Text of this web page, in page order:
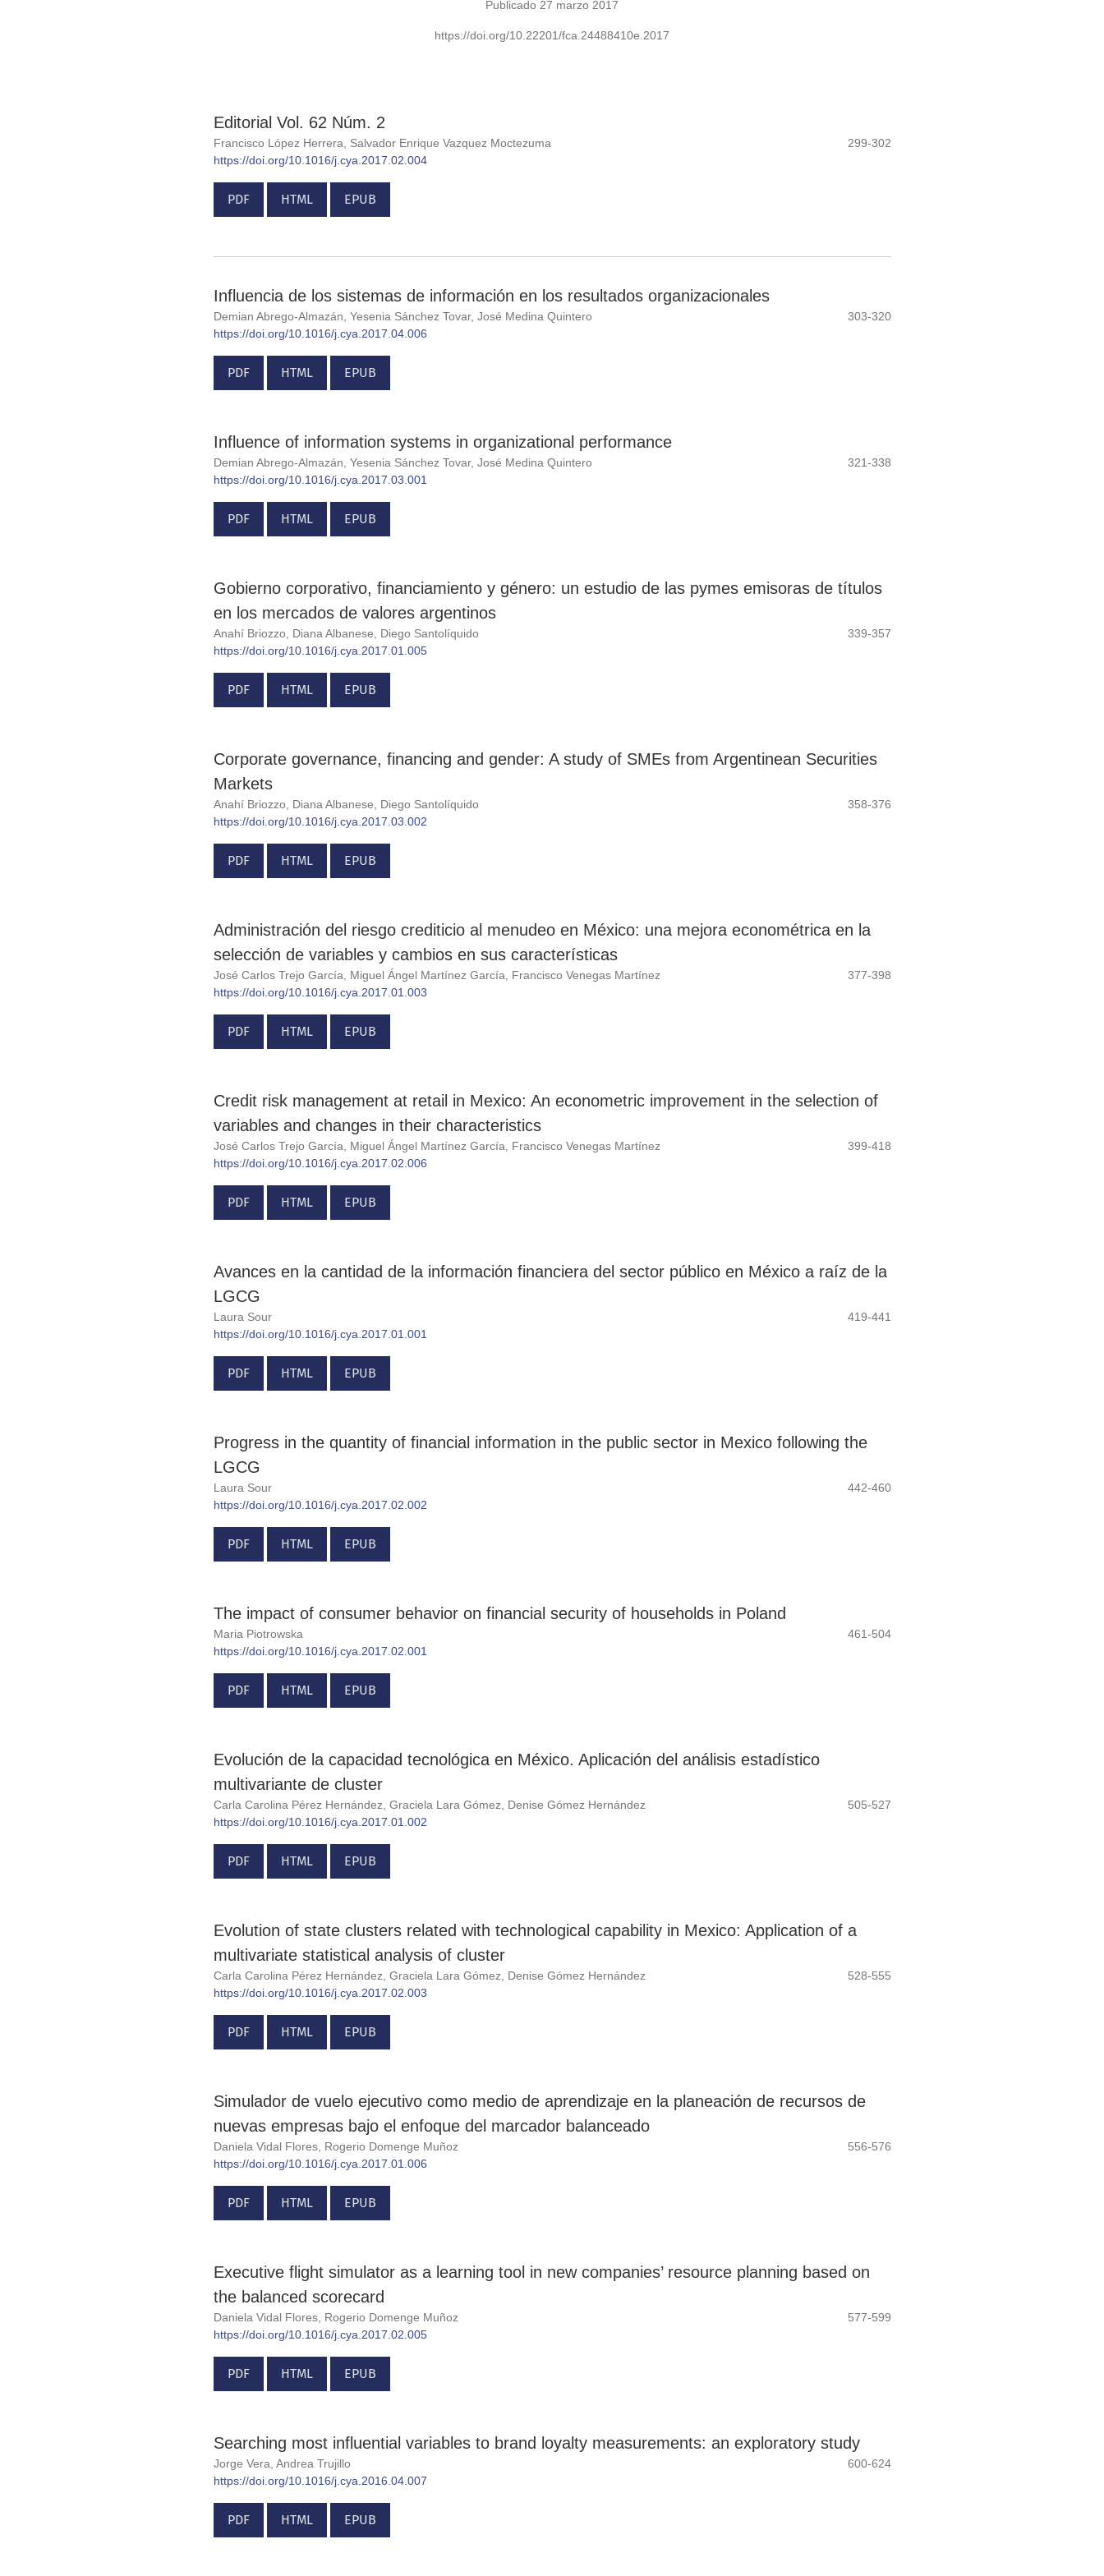
Publicado 27 marzo 2017
https://doi.org/10.22201/fca.24488410e.2017
Editorial Vol. 62 Núm. 2
Francisco López Herrera, Salvador Enrique Vazquez Moctezuma
299-302
https://doi.org/10.1016/j.cya.2017.02.004
PDF HTML EPUB
Influencia de los sistemas de información en los resultados organizacionales
Demian Abrego-Almazán, Yesenia Sánchez Tovar, José Medina Quintero
303-320
https://doi.org/10.1016/j.cya.2017.04.006
PDF HTML EPUB
Influence of information systems in organizational performance
Demian Abrego-Almazán, Yesenia Sánchez Tovar, José Medina Quintero
321-338
https://doi.org/10.1016/j.cya.2017.03.001
PDF HTML EPUB
Gobierno corporativo, financiamiento y género: un estudio de las pymes emisoras de títulos
en los mercados de valores argentinos
Anahí Briozzo, Diana Albanese, Diego Santolíquido
339-357
https://doi.org/10.1016/j.cya.2017.01.005
PDF HTML EPUB
Corporate governance, financing and gender: A study of SMEs from Argentinean Securities
Markets
Anahí Briozzo, Diana Albanese, Diego Santolíquido
358-376
https://doi.org/10.1016/j.cya.2017.03.002
PDF HTML EPUB
Administración del riesgo crediticio al menudeo en México: una mejora econométrica en la
selección de variables y cambios en sus características
José Carlos Trejo García, Miguel Ángel Martínez García, Francisco Venegas Martínez
377-398
https://doi.org/10.1016/j.cya.2017.01.003
PDF HTML EPUB
Credit risk management at retail in Mexico: An econometric improvement in the selection of
variables and changes in their characteristics
José Carlos Trejo García, Miguel Ángel Martínez García, Francisco Venegas Martínez
399-418
https://doi.org/10.1016/j.cya.2017.02.006
PDF HTML EPUB
Avances en la cantidad de la información financiera del sector público en México a raíz de la
LGCG
Laura Sour
419-441
https://doi.org/10.1016/j.cya.2017.01.001
PDF HTML EPUB
Progress in the quantity of financial information in the public sector in Mexico following the
LGCG
Laura Sour
442-460
https://doi.org/10.1016/j.cya.2017.02.002
PDF HTML EPUB
The impact of consumer behavior on financial security of households in Poland
Maria Piotrowska
461-504
https://doi.org/10.1016/j.cya.2017.02.001
PDF HTML EPUB
Evolución de la capacidad tecnológica en México. Aplicación del análisis estadístico
multivariante de cluster
Carla Carolina Pérez Hernández, Graciela Lara Gómez, Denise Gómez Hernández
505-527
https://doi.org/10.1016/j.cya.2017.01.002
PDF HTML EPUB
Evolution of state clusters related with technological capability in Mexico: Application of a
multivariate statistical analysis of cluster
Carla Carolina Pérez Hernández, Graciela Lara Gómez, Denise Gómez Hernández
528-555
https://doi.org/10.1016/j.cya.2017.02.003
PDF HTML EPUB
Simulador de vuelo ejecutivo como medio de aprendizaje en la planeación de recursos de
nuevas empresas bajo el enfoque del marcador balanceado
Daniela Vidal Flores, Rogerio Domenge Muñoz
556-576
https://doi.org/10.1016/j.cya.2017.01.006
PDF HTML EPUB
Executive flight simulator as a learning tool in new companies’ resource planning based on
the balanced scorecard
Daniela Vidal Flores, Rogerio Domenge Muñoz
577-599
https://doi.org/10.1016/j.cya.2017.02.005
PDF HTML EPUB
Searching most influential variables to brand loyalty measurements: an exploratory study
Jorge Vera, Andrea Trujillo
600-624
https://doi.org/10.1016/j.cya.2016.04.007
PDF HTML EPUB